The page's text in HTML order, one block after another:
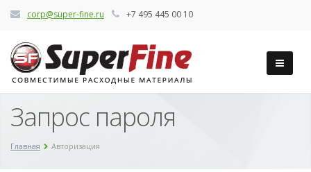
corp@super-fine.ru +7 495 445 00 10
Запрос пароля
Главная Авторизация